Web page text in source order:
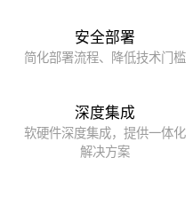
安全部署
简化部署流程、降低技术门槛
深度集成
软硬件深度集成，提供一体化
解决方案